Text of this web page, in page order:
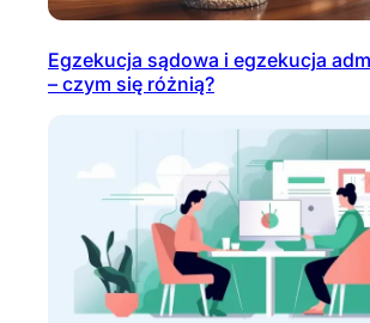
Egzekucja sądowa i egzekucja
– czym się różnią?